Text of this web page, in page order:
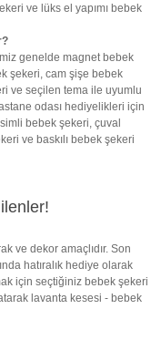
ve lüks el yapımı bebek
genelde magnet bebek
şekeri, cam şişe bebek
ve seçilen tema ile uyumlu
odası hediyelikleri için
bebek şekeri, çuval
ve baskılı bebek şekeri
ve dekor amaçlıdır. Son
hatıralık hediye olarak
için seçtiğiniz bebek şekeri
lavanta kesesi - bebek